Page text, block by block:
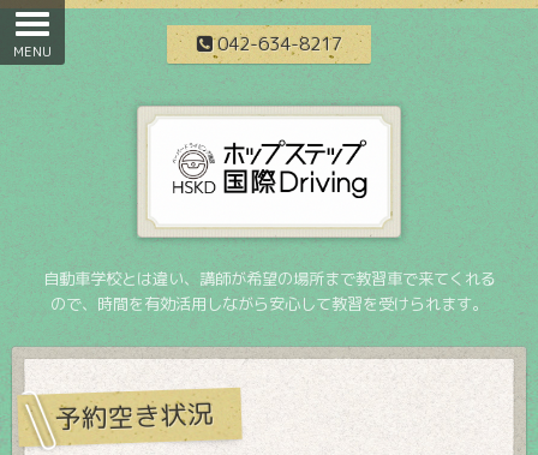
042-634-8217
自動車学校とは違い、講師が希望の場所まで教習車で来てくれる
ので、時間を有効活用しながら安心して教習を受けられます。
予約空き状況